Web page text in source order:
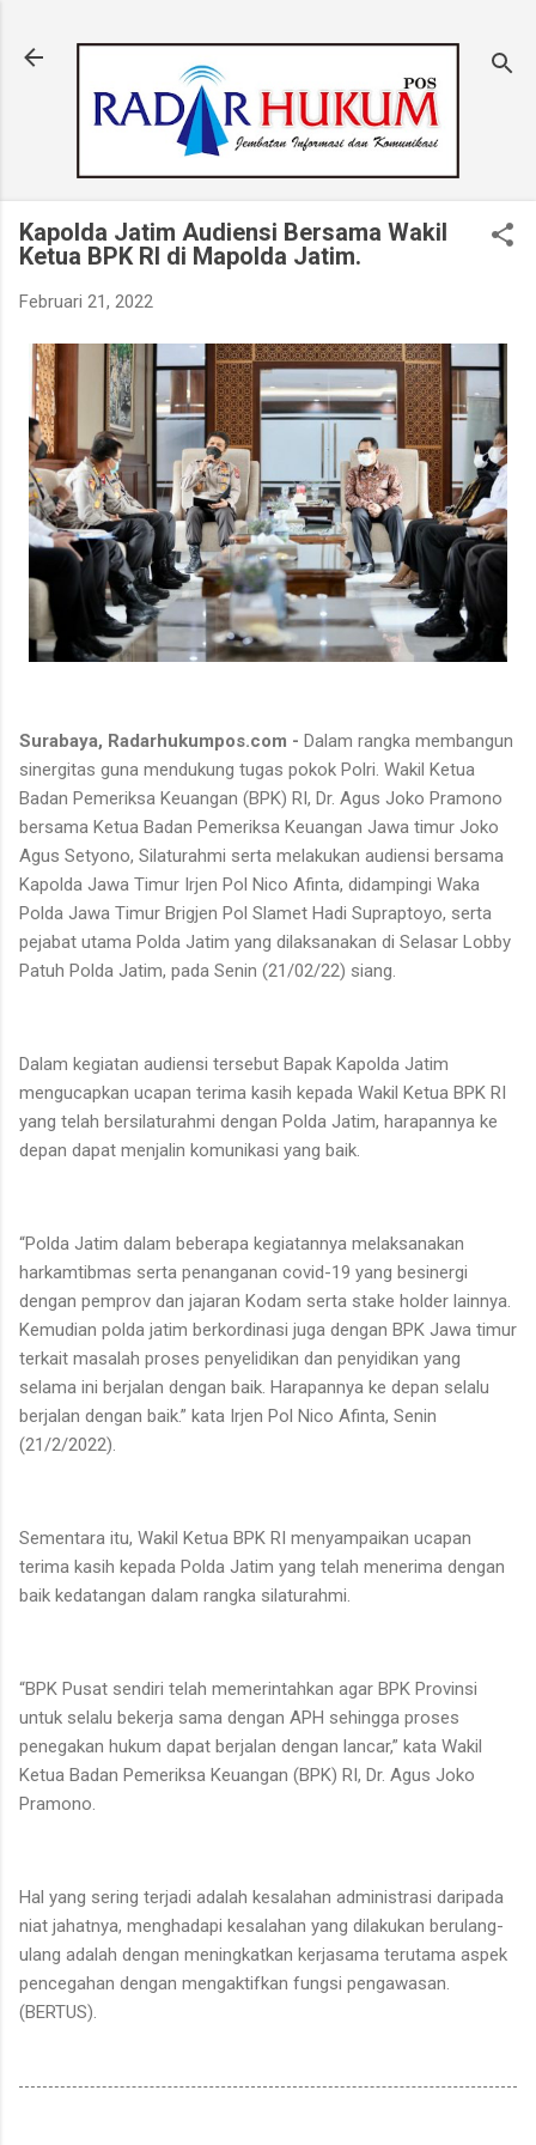
Kapolda Jatim Audiensi Bersama Wakil
Ketua BPK RI di Mapolda Jatim.
Februari 21, 2022
Surabaya, Radarhukumpos.com - Dalam rangka membangun
sinergitas guna mendukung tugas pokok Polri. Wakil Ketua
Badan Pemeriksa Keuangan (BPK) RI, Dr. Agus Joko Pramono
bersama Ketua Badan Pemeriksa Keuangan Jawa timur Joko
Agus Setyono, Silaturahmi serta melakukan audiensi bersama
Kapolda Jawa Timur Irjen Pol Nico Afinta, didampingi Waka
Polda Jawa Timur Brigjen Pol Slamet Hadi Supraptoyo, serta
pejabat utama Polda Jatim yang dilaksanakan di Selasar Lobby
Patuh Polda Jatim, pada Senin (21/02/22) siang.
Dalam kegiatan audiensi tersebut Bapak Kapolda Jatim
mengucapkan ucapan terima kasih kepada Wakil Ketua BPK RI
yang telah bersilaturahmi dengan Polda Jatim, harapannya ke
depan dapat menjalin komunikasi yang baik.
“Polda Jatim dalam beberapa kegiatannya melaksanakan
harkamtibmas serta penanganan covid-19 yang besinergi
dengan pemprov dan jajaran Kodam serta stake holder lainnya.
Kemudian polda jatim berkordinasi juga dengan BPK Jawa timur
terkait masalah proses penyelidikan dan penyidikan yang
selama ini berjalan dengan baik. Harapannya ke depan selalu
berjalan dengan baik.” kata Irjen Pol Nico Afinta, Senin
(21/2/2022).
Sementara itu, Wakil Ketua BPK RI menyampaikan ucapan
terima kasih kepada Polda Jatim yang telah menerima dengan
baik kedatangan dalam rangka silaturahmi.
“BPK Pusat sendiri telah memerintahkan agar BPK Provinsi
untuk selalu bekerja sama dengan APH sehingga proses
penegakan hukum dapat berjalan dengan lancar,” kata Wakil
Ketua Badan Pemeriksa Keuangan (BPK) RI, Dr. Agus Joko
Pramono.
Hal yang sering terjadi adalah kesalahan administrasi daripada
niat jahatnya, menghadapi kesalahan yang dilakukan berulang-
ulang adalah dengan meningkatkan kerjasama terutama aspek
pencegahan dengan mengaktifkan fungsi pengawasan.
(BERTUS).